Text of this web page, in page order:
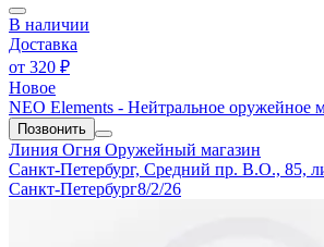
В наличии
Доставка
от 320 ₽
Новое
NEO Elements - Нейтральное оружейное
Позвонить
Линия Огня Оружейный магазин
Санкт-Петербург, Средний пр. В.О., 85,
Санкт-Петербург8/2/26